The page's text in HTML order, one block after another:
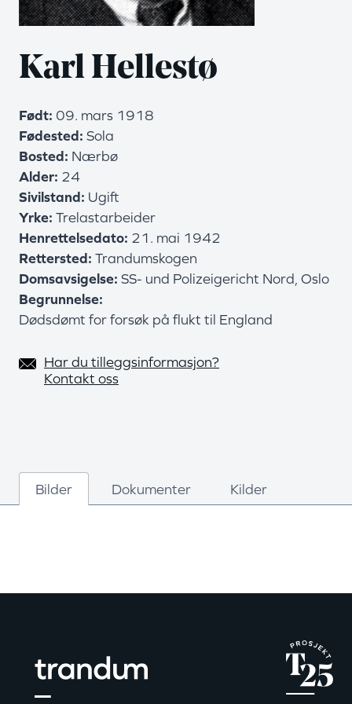
Karl Hellestø
Født 09. mars 1918
Fødested Sola
Bosted Nærbø
Alder 24
Sivilstand Ugift
Yrke Trelastarbeider
Henrettelsedato 21. mai 1942
Rettersted Trandumskogen
Domsavsigelse SS- und Polizeigericht Nord, Oslo
Begrunnelse
Dødsdømt for forsøk på flukt til England
Har du tilleggsinformasjon?
Kontakt oss
Bilder Dokumenter Kilder